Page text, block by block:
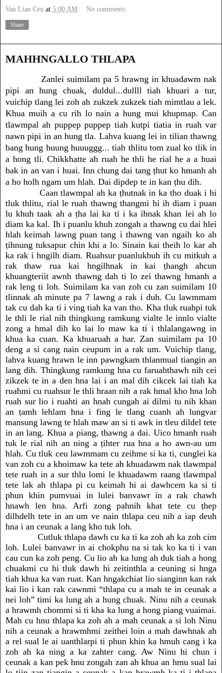
Van Lian Ceu at 5:00 AM No comments:
Share
MAHHNGALLO THLAPA
Zanlei suimilam pa 5 hrawng in khuadawm nak
pipi an hung chuak, duldul...dullll tiah khuari a tur,
vuichip tlang lei zoh ah zukzek zukzek tiah mimtlau a lek.
Khua muih a cu rih lo nain a hung mui khupmap. Can
tlawmpal ah puppep puppep tiah kutpi tiatia in ruah var
nawn pipi in an hung tla. Lahva kuang lei in tilian thawng
bang hung huung huuuggg... tiah thlitu tom zual ko tlik in
a hong tli. Chikkhatte ah ruah he thli he rial he a a huai
bak in an van i huai. Inn chung dai tang ṭhut ko hmanh ah
a ho holh ngam um hlah. Dai dipdep te in kan ṭhu dih.
Caan tlawmpal ah ka ṭhutnak in ka tho duak i hi
tluk thlitu, rial le ruah thawng thangmi hi ih diam i puan
lu khuh taak ah a ṭha lai ka ti i ka ihnak khan lei ah lo
diam ka kal. Ih i puanlu khuh zongah a thawng cu dai hlei
hlah keimah lawng puan tang i thawng van ngaih ko ah
ṭihnung tuksapur chin khi a lo. Sinain kai theih lo kar ah
ka rak i hngilh diam. Ruahsur puanlukhuh ih cu mitkuh a
rak thaw rua kai hngilhnak in kai ṭhangh ahcun
khuangteriit awnh thawng dah ti lo zei thawng hmanh a
rak leng ti loh. Suimilam ka van zoh cu zan suimilam 10
tlinnak ah minute pa 7 lawng a rak i duh. Cu lawmmam
tak cu dah ka ti i ving tiah ka van tho. Kha tluk ruahpi tuk
le thli le rial nih thingkung ramkung vialte le innlo vialte
zong a hmal dih ko lai lo maw ka ti i thlalangawng in
khua ka cuan. Ka khuaruah a har. Zan suimilam pa 10
deng a si cang nain ceupum in a rak um. Vuichip tlang,
lahva kuang hrawn le inn pawngkam thlanmual tiangin an
lang dih. Thingkung ramkung hna cu faruahthawh nih cei
zikzek te in a den hna lai i an mal dih cikcek lai tiah ka
ruahmi cu ruahsur le thli hraan nih a rak hmal kho hna loh
ruah sur lio i ruahti an hnah cungah ai dilmi tu nih khan
an ṭamh lehlam hna i fing le tlang cuanh ah lungvar
mansung lawng te hlah maw an si ti awk in tleu dildel tete
in an lang. Khua a piang, thawng a dai. Uico hmanh ruah
tuk le rial nih an ning a ṭihter rua hna a ho awn-au um
hlah. Cu tluk ceu lawmmam cu zeihme si ka ti, cunglei ka
van zoh cu a khoimaw ka tete ah khuadawm nak tlawmpal
tete ruah in a sur thlu lomi le khuadawm raang tlawmpal
tete lak ah thlapa pi cu keimah hi ai dawhcem ka si ti
phun khin pumvuai in lulei banvawr in a rak chawh
hnawh len hna. Arfi zong pahnih khat tete cu ṭhep
dilhdelh tete in an um ve nain thlapa ceu nih a iap deuh
hna i an ceunak a lang kho tuk loh.
Cutluk thlapa dawh cu ka ti ka zoh ah ka zoh cim
loh. Lulei banvawr in ai chokphu na si tak ko ka ti i van
cau cun ka zoh peng. Cu lio ah ka lung ah duk tiah a hong
chuakmi cu hi tluk dawh hi zeitinthla a ceuning si hnga
tiah khua ka van ruat. Kan hngakchiat lio sianginn kan rak
kai lio i kan rak cawnmi “thlapa cu a mah te in ceunak a
nei loh” timi ka lung ah a hung chuak. Ninu nih a ceunak
a hrawmh chommi si ti kha ka lung a hong piang vuaimai.
Mah cu hnu thlapa ka zoh ah a mah ceunak a si loh Ninu
nih a ceunak a hrawmhmi zeithei loin a mah dawhnak ah
a rel sual le ai uanthlarpi ti phun khin ka hmuh cang i ka
zoh ah ka ning a ka zahter cang. Aw Ninu hi chun i
ceunak a kan pek hnu zongah zan ah khua an hmu sual lai